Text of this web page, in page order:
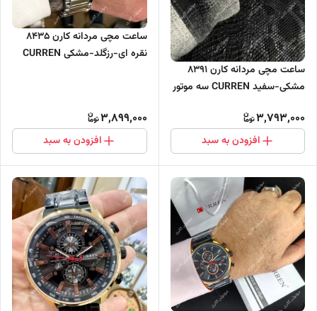
ساعت مچی مردانه کارن 8391
مشکی-سفید CURREN سه موتور
3,793,000
افزودن به سبد
ساعت مچی مردانه کارن 8435
نقره ای-رزگلد-مشکی CURREN
3,899,000
افزودن به سبد